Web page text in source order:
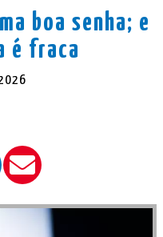
boa senha; e
é fraca